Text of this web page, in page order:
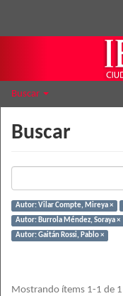
Buscar
Buscar
Autor: Vilar Compte, Mireya ×
Autor: Burrola Méndez, Soraya ×
Autor: Gaitán Rossi, Pablo ×
Mostrando ítems 1-1 de 1